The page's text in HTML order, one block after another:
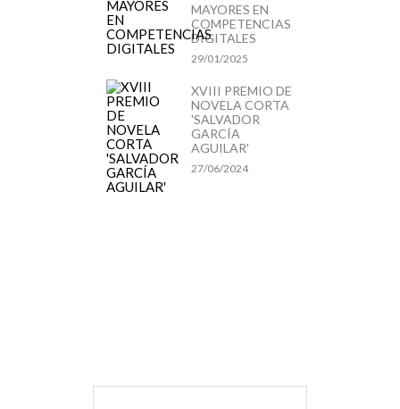
MAYORES EN
COMPETENCIAS
DIGITALES
29/01/2025
XVIII PREMIO DE
NOVELA CORTA
'SALVADOR
GARCÍA
AGUILAR'
27/06/2024